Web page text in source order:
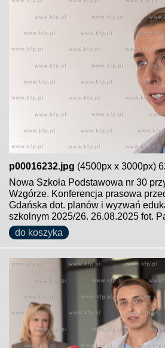
p00016232.jpg (4500px x 3000px)
Nowa Szkoła Podstawowa nr 30
Wzgórze. Konferencja prasowa
Gdańska dot. planów i wyzwań
szkolnym 2025/26. 26.08.2025 fot.
do koszyka